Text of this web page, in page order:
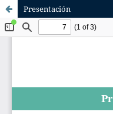
Presentación